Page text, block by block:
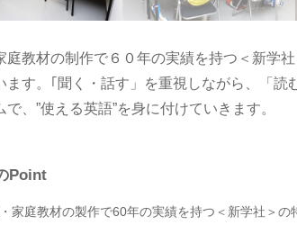
庭教材の制作で６０年の実績を持つ＜新学
ます。｢聞く・話す」を重視しながら、「
で、”使える英語”を身に付けていきます。
Point
家庭教材の製作で60年の実績を持つ＜新学社＞の